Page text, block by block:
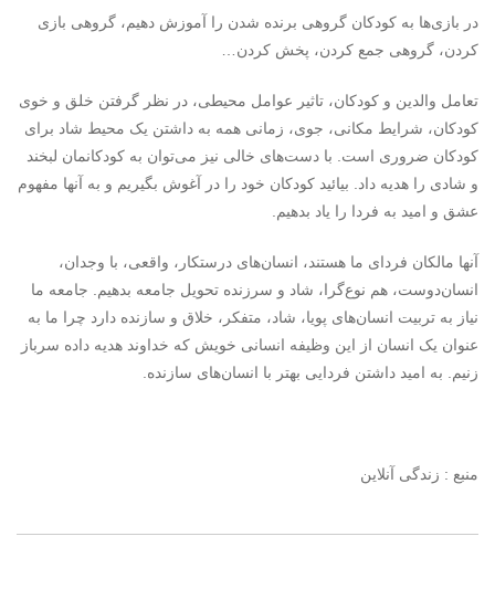
در بازی‌ها به کودکان گروهی برنده شدن را آموزش دهیم، گروهی بازی
کردن، گروهی جمع کردن، پخش کردن…
تعامل والدین و کودکان، تاثیر عوامل محیطی، در نظر گرفتن خلق و خوی
کودکان، شرایط مکانی، جوی، زمانی همه به داشتن یک محیط شاد برای
کودکان ضروری است. با دست‌های خالی نیز می‌توان به کودکانمان لبخند
و شادی را هدیه داد. بیائید کودکان خود را در آغوش بگیریم و به آنها مفهوم
عشق و امید به فردا را یاد بدهیم.
آنها مالکان فردای ما هستند، انسان‌های درستکار، واقعی، با وجدان،
انسان‌دوست، هم نوع‌گرا، شاد و سرزنده تحویل جامعه بدهیم. جامعه ما
نیاز به تربیت انسان‌های پویا، شاد، متفکر، خلاق و سازنده دارد چرا ما به
عنوان یک انسان از این وظیفه انسانی خویش که خداوند هدیه داده سرباز
زنیم. به امید داشتن فردایی بهتر با انسان‌های سازنده.
منبع : زندگی آنلاین